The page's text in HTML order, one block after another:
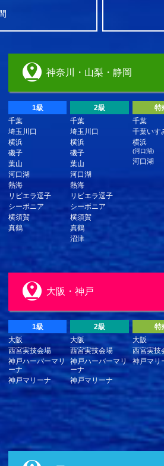
神奈川・山梨・静岡
1級
千葉
埼玉川口
横浜
磯子
葉山
河口湖
熱海
リビエラ逗子
シーボニア
横須賀
真鶴
2級
千葉
埼玉川口
横浜
磯子
葉山
河口湖
熱海
リビエラ逗子
シーボニア
横須賀
真鶴
沼津
特
千葉
千葉いす
横浜
(河口湖)
河口湖
大阪・神戸
1級
大阪
西宮実技会場
神戸ハーバーマリ
ーナ
神戸マリーナ
2級
大阪
西宮実技会場
神戸ハーバーマリ
ーナ
神戸マリーナ
特
大阪
西宮実技
神戸マリ